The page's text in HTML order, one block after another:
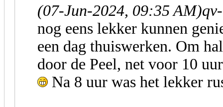
(07-Jun-2024, 09:35 AM)
nog eens lekker kunnen
een dag thuiswerken. Om
door de Peel, net voor 10
Na 8 uur was het lekker